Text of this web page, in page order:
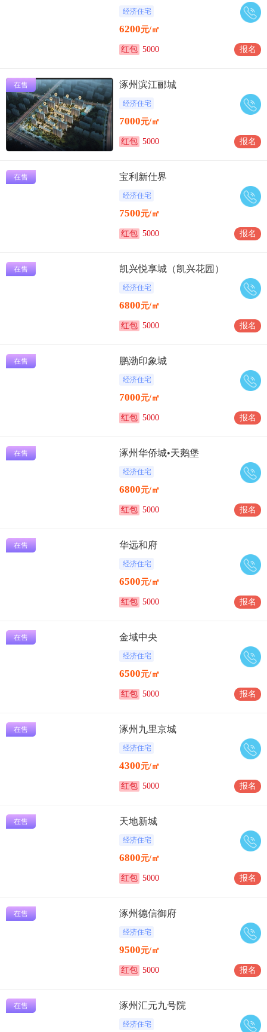
经济住宅
6200元/㎡
红包 5000 报名
在售 涿州滨江郦城
经济住宅
7000元/㎡
红包 5000 报名
在售 宝利新仕界
经济住宅
7500元/㎡
红包 5000 报名
在售 凯兴悦享城（凯兴花园）
经济住宅
6800元/㎡
红包 5000 报名
在售 鹏渤印象城
经济住宅
7000元/㎡
红包 5000 报名
在售 涿州华侨城•天鹅堡
经济住宅
6800元/㎡
红包 5000 报名
在售 华远和府
经济住宅
6500元/㎡
红包 5000 报名
在售 金域中央
经济住宅
6500元/㎡
红包 5000 报名
在售 涿州九里京城
经济住宅
4300元/㎡
红包 5000 报名
在售 天地新城
经济住宅
6800元/㎡
红包 5000 报名
在售 涿州德信御府
经济住宅
9500元/㎡
红包 5000 报名
在售 涿州汇元九号院
经济住宅